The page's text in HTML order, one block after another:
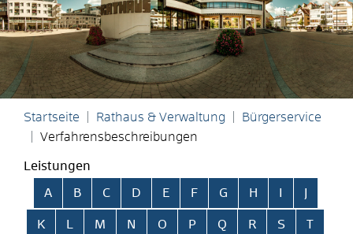
Startseite Rathaus & Verwaltung
Bürgerservice
Verfahrensbeschreibungen
Leistungen
Alphabetisches Register überspringen
A B C D E F G H
K L M N O P Q R S T